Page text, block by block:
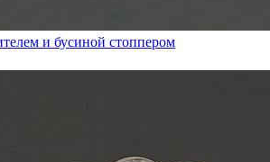
и бусиной стоппером